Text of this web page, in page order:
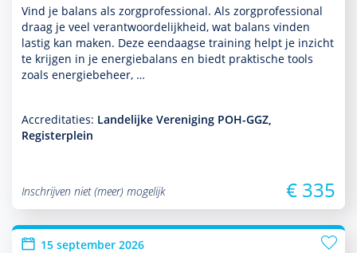
Vind je balans als zorgprofessional. Als zorgprofessional
draag je veel verant­woordelijk­heid, wat balans vinden
lastig kan maken. Deze eendaagse training helpt je inzicht
te krijgen in je energiebalans en biedt prak­tische tools
zoals energiebeheer, …
Accreditaties: Landelijke Vereniging POH-GGZ,
Registerplein
Inschrijven niet (meer) mogelijk € 335
15 september 2026